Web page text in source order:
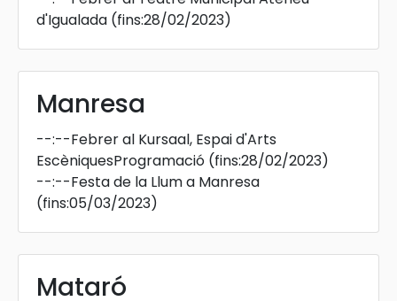
d'Igualada (fins:28/02/2023)
Manresa
--:--Febrer al Kursaal, Espai d'Arts
EscèniquesProgramació (fins:28/02/2023)
--:--Festa de la Llum a Manresa
(fins:05/03/2023)
Mataró